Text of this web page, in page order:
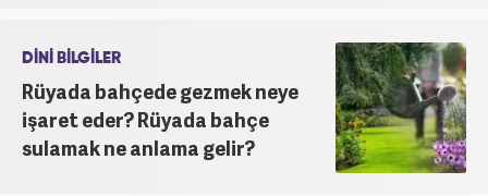
DİNİ BİLGİLER
Rüyada bahçede gezmek neye
işaret eder? Rüyada bahçe
sulamak ne anlama gelir?